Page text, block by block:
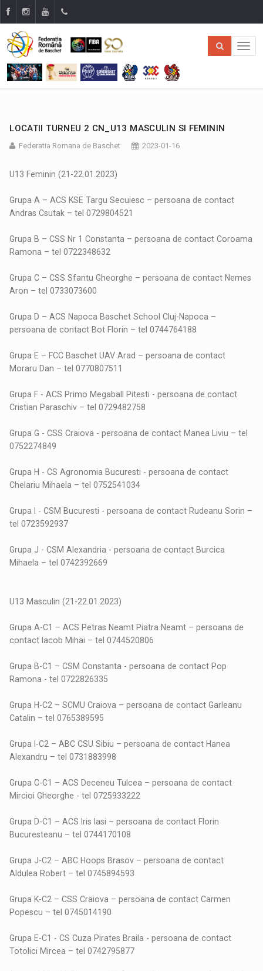
LOCATII TURNEU 2 CN_U13 MASCULIN SI FEMININ
Federatia Romana de Baschet 2023-01-16
U13 Feminin (21-22.01.2023)
Grupa A – ACS KSE Targu Secuiesc – persoana de contact
Andras Csutak – tel 0729804521
Grupa B – CSS Nr 1 Constanta – persoana de contact Coroama
Ramona – tel 0722348632
Grupa C – CSS Sfantu Gheorghe – persoana de contact Nemes
Aron – tel 0733073600
Grupa D – ACS Napoca Baschet School Cluj-Napoca –
persoana de contact Bot Florin – tel 0744764188
Grupa E – FCC Baschet UAV Arad – persoana de contact
Moraru Dan – tel 0770807511
Grupa F - ACS Primo Megaball Pitesti - persoana de contact
Cristian Paraschiv – tel 0729482758
Grupa G - CSS Craiova - persoana de contact Manea Liviu – tel
0752274849
Grupa H - CS Agronomia Bucuresti - persoana de contact
Chelariu Mihaela – tel 0752541034
Grupa I - CSM Bucuresti - persoana de contact Rudeanu Sorin –
tel 0723592937
Grupa J - CSM Alexandria - persoana de contact Burcica
Mihaela – tel 0742392669
U13 Masculin (21-22.01.2023)
Grupa A-C1 – ACS Petras Neamt Piatra Neamt – persoana de
contact Iacob Mihai – tel 0744520806
Grupa B-C1 – CSM Constanta - persoana de contact Pop
Ramona - tel 0722826335
Grupa H-C2 – SCMU Craiova – persoana de contact Garleanu
Catalin – tel 0765389595
Grupa I-C2 – ABC CSU Sibiu – persoana de contact Hanea
Alexandru – tel 0731883998
Grupa C-C1 – ACS Deceneu Tulcea – persoana de contact
Mircioi Gheorghe - tel 0725933222
Grupa D-C1 – ACS Iris Iasi – persoana de contact Florin
Bucuresteanu – tel 0744170108
Grupa J-C2 – ABC Hoops Brasov – persoana de contact
Aldulea Robert – tel 0745894593
Grupa K-C2 – CSS Craiova – persoana de contact Carmen
Popescu – tel 0745014190
Grupa E-C1 - CS Cuza Pirates Braila - persoana de contact
Totolici Mircea – tel 0742795877